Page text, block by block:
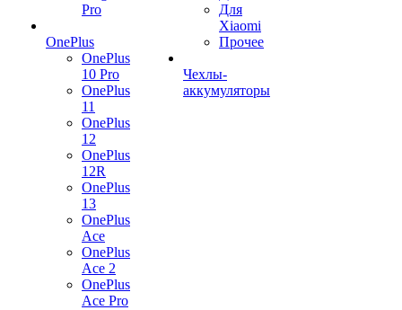
Pro
OnePlus
OnePlus
10 Pro
OnePlus
11
OnePlus
12
OnePlus
12R
OnePlus
13
OnePlus
Ace
OnePlus
Ace 2
OnePlus
Ace Pro
Для
Xiaomi
Прочее
Чехлы-
аккумуляторы